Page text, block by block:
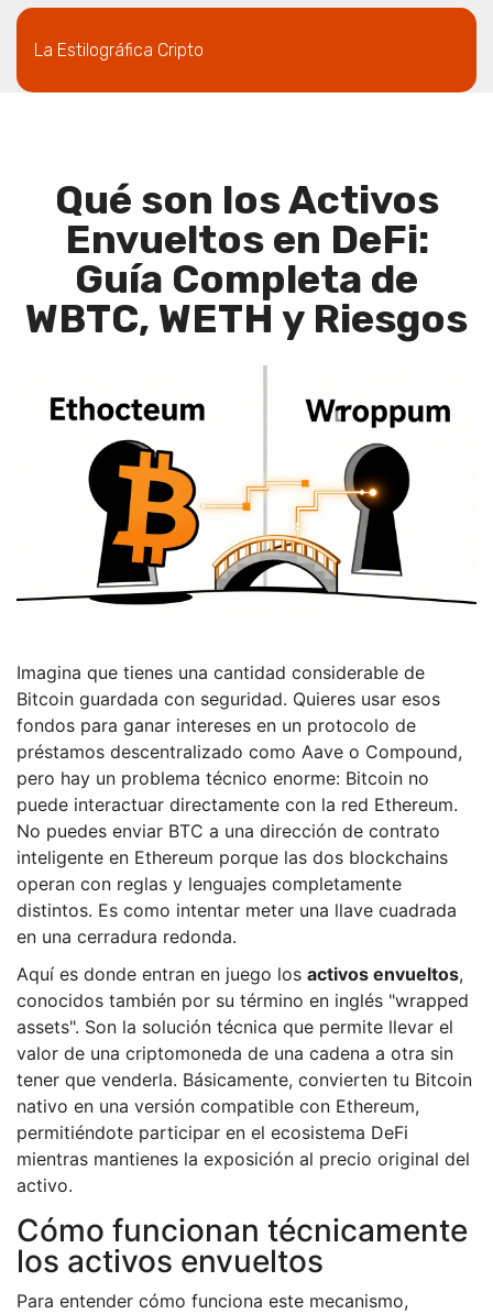
La Estilográfica Cripto
Qué son los Activos
Envueltos en DeFi:
Guía Completa de
WBTC, WETH y Riesgos
Imagina que tienes una cantidad considerable de
Bitcoin guardada con seguridad. Quieres usar esos
fondos para ganar intereses en un protocolo de
préstamos descentralizado como Aave o Compound,
pero hay un problema técnico enorme: Bitcoin no
puede interactuar directamente con la red Ethereum.
No puedes enviar BTC a una dirección de contrato
inteligente en Ethereum porque las dos blockchains
operan con reglas y lenguajes completamente
distintos. Es como intentar meter una llave cuadrada
en una cerradura redonda.
Aquí es donde entran en juego los activos envueltos,
conocidos también por su término en inglés "wrapped
assets". Son la solución técnica que permite llevar el
valor de una criptomoneda de una cadena a otra sin
tener que venderla. Básicamente, convierten tu Bitcoin
nativo en una versión compatible con Ethereum,
permitiéndote participar en el ecosistema DeFi
mientras mantienes la exposición al precio original del
activo.
Cómo funcionan técnicamente
los activos envueltos
Para entender cómo funciona este mecanismo,